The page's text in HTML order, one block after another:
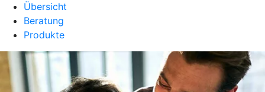
Übersicht
Beratung
Produkte